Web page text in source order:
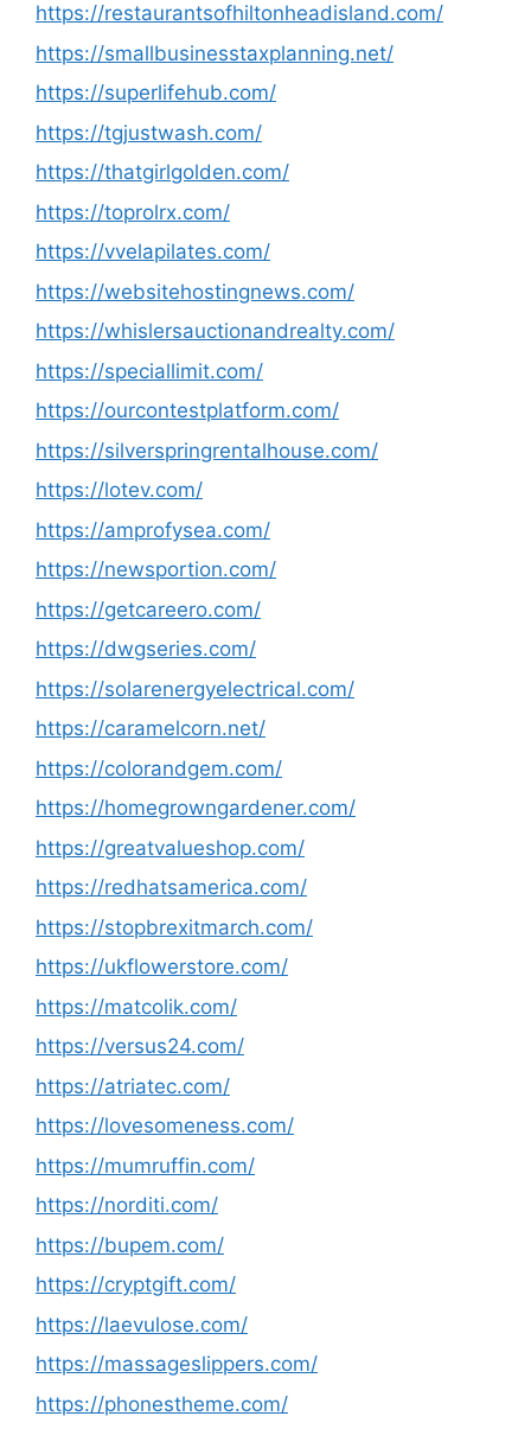
https://restaurantsofhiltonheadisland.com/
https://smallbusinesstaxplanning.net/
https://superlifehub.com/
https://tgjustwash.com/
https://thatgirlgolden.com/
https://toprolrx.com/
https://vvelapilates.com/
https://websitehostingnews.com/
https://whislersauctionandrealty.com/
https://speciallimit.com/
https://ourcontestplatform.com/
https://silverspringrentalhouse.com/
https://lotev.com/
https://amprofysea.com/
https://newsportion.com/
https://getcareero.com/
https://dwgseries.com/
https://solarenergyelectrical.com/
https://caramelcorn.net/
https://colorandgem.com/
https://homegrowngardener.com/
https://greatvalueshop.com/
https://redhatsamerica.com/
https://stopbrexitmarch.com/
https://ukflowerstore.com/
https://matcolik.com/
https://versus24.com/
https://atriatec.com/
https://lovesomeness.com/
https://mumruffin.com/
https://norditi.com/
https://bupem.com/
https://cryptgift.com/
https://laevulose.com/
https://massageslippers.com/
https://phonestheme.com/